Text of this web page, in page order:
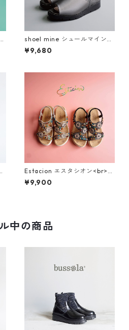
shoel mine シュールマイン
ビジューアシンメトリー厚底
ミュールサンダル SM7656
¥9,680
Estacion エスタシオン<br>エ
スニック調サークルモチーフ
カラフルビーズコンフォート
¥9,900
中の商品